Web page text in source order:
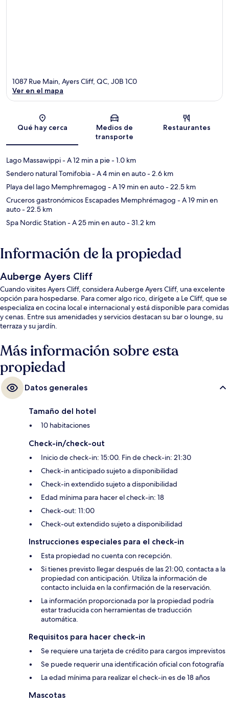
Sección del mapa
1087 Rue Main, Ayers Cliff, QC, J0B 1C0
Ver en el mapa
Qué hay cerca
Medios de
transporte
Restaurantes
Lago Massawippi- A 12 min a pie- 1.0 km
Sendero natural Tomifobia- A 4 min en auto- 2.6 km
Playa del lago Memphremagog - A 19 min en auto- 22.5 km
Cruceros gastronómicos Escapades Memphrémagog - A 19 min en
auto- 22.5 km
Spa Nordic Station- A 25 min en auto- 31.2 km
Información de la propiedad
Auberge Ayers Cliff
Cuando visites Ayers Cliff, considera Auberge Ayers Cliff, una excelente
opción para hospedarse. Para comer algo rico, dirígete a Le Cliff, que se
especializa en cocina local e internacional y está disponible para comidas
y cenas. Entre sus amenidades y servicios destacan su bar o lounge, su
terraza y su jardín.
Más información sobre esta
propiedad
Datos generales
Tamaño del hotel
10 habitaciones
Check-in/check-out
Inicio de check-in: 15:00. Fin de check-in: 21:30
Check-in anticipado sujeto a disponibilidad
Check-in extendido sujeto a disponibilidad
Edad mínima para hacer el check-in: 18
Check-out: 11:00
Check-out extendido sujeto a disponibilidad
Instrucciones especiales para el check-in
Esta propiedad no cuenta con recepción.
Si tienes previsto llegar después de las 21:00, contacta a la
propiedad con anticipación. Utiliza la información de
contacto incluida en la confirmación de la reservación.
La información proporcionada por la propiedad podría
estar traducida con herramientas de traducción
automática.
Requisitos para hacer check-in
Se requiere una tarjeta de crédito para cargos imprevistos
Se puede requerir una identificación oficial con fotografía
La edad mínima para realizar el check-in es de 18 años
Mascotas